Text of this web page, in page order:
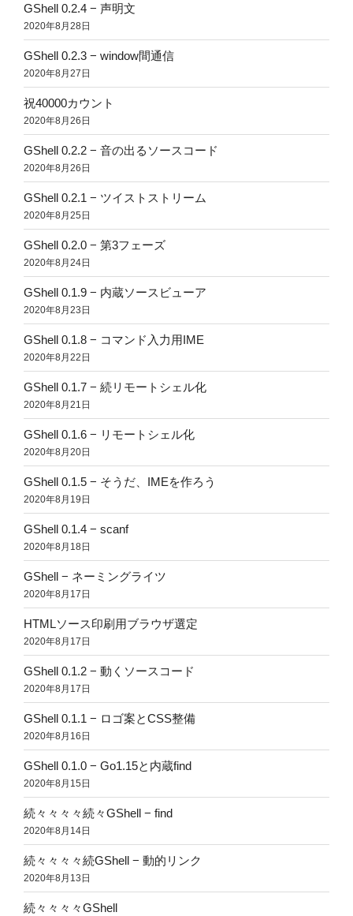
GShell 0.2.4 − 声明文
2020年8月28日
GShell 0.2.3 − window間通信
2020年8月27日
祝40000カウント
2020年8月26日
GShell 0.2.2 − 音の出るソースコード
2020年8月26日
GShell 0.2.1 − ツイストストリーム
2020年8月25日
GShell 0.2.0 − 第3フェーズ
2020年8月24日
GShell 0.1.9 − 内蔵ソースビューア
2020年8月23日
GShell 0.1.8 − コマンド入力用IME
2020年8月22日
GShell 0.1.7 − 続リモートシェル化
2020年8月21日
GShell 0.1.6 − リモートシェル化
2020年8月20日
GShell 0.1.5 − そうだ、IMEを作ろう
2020年8月19日
GShell 0.1.4 − scanf
2020年8月18日
GShell − ネーミングライツ
2020年8月17日
HTMLソース印刷用ブラウザ選定
2020年8月17日
GShell 0.1.2 − 動くソースコード
2020年8月17日
GShell 0.1.1 − ロゴ案とCSS整備
2020年8月16日
GShell 0.1.0 − Go1.15と内蔵find
2020年8月15日
続々々々々続々GShell − find
2020年8月14日
続々々々々続GShell − 動的リンク
2020年8月13日
続々々々々GShell